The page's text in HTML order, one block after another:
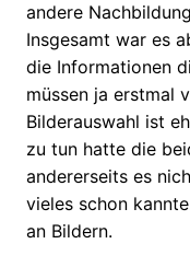
andere
Insgesamt war es
die Informationen
müssen ja erstmal
Bilderauswahl ist
zu tun hatte die
andererseits es
vieles schon
an Bildern.